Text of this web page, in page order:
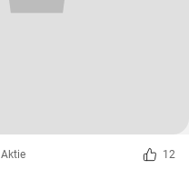
Aktie 12